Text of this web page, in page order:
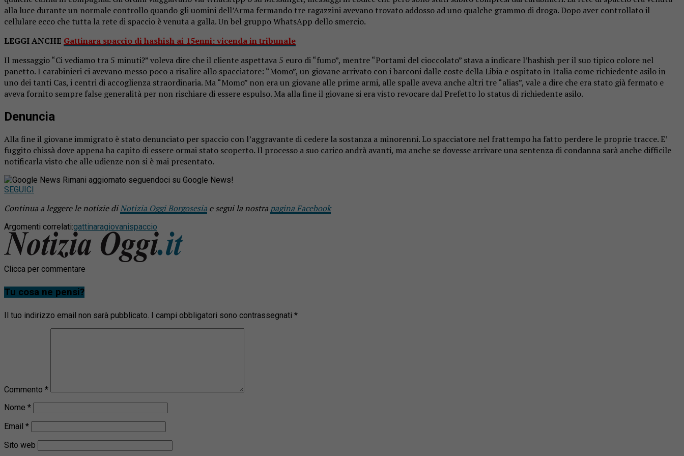
alla luce durante un normale controllo quando gli uomini dell’Arma fermando tre ragazzini avevano trovato addosso ad uno qualche grammo di droga. Dopo aver controllato il
cellulare ecco che tutta la rete di spaccio è venuta a galla. Un bel gruppo WhatsApp dello smercio.
LEGGI ANCHE Gattinara spaccio di hashish ai 15enni: vicenda in tribunale
Il messaggio “Ci vediamo tra 5 minuti?” voleva dire che il cliente aspettava 5 euro di “fumo”, mentre “Portami del cioccolato” stava a indicare l’hashish per il suo tipico colore nel
panetto. I carabinieri ci avevano messo poco a risalire allo spacciatore: “Momo”, un giovane arrivato con i barconi dalle coste della Libia e ospitato in Italia come richiedente asilo in
uno dei tanti Cas, i centri di accoglienza straordinaria. Ma “Momo” non era un giovane alle prime armi, alle spalle aveva anche altri tre “alias”, vale a dire che era stato già fermato e
aveva fornito sempre false generalità per non rischiare di essere espulso. Ma alla fine il giovane si era visto revocare dal Prefetto lo status di richiedente asilo.
Denuncia
Alla fine il giovane immigrato è stato denunciato per spaccio con l’aggravante di cedere la sostanza a minorenni. Lo spacciatore nel frattempo ha fatto perdere le proprie tracce. E’
fuggito chissà dove appena ha capito di essere ormai stato scoperto. Il processo a suo carico andrà avanti, ma anche se dovesse arrivare una sentenza di condanna sarà anche difficile
notificarla visto che alle udienze non si è mai presentato.
Rimani aggiornato seguendoci su Google News!
SEGUICI
Continua a leggere le notizie diNotizia Oggi Borgosesia e segui la nostra pagina Facebook
Argomenti correlati:gattinaragiovanispaccio
Clicca per commentare
Tu cosa ne pensi?
Il tuo indirizzo email non sarà pubblicato. I campi obbligatori sono contrassegnati *
Commento *
Nome *
Email *
Sito web